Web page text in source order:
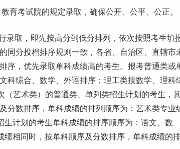
育考试院的规定录取，确保公开、公平、公正。
录取，即先按高分到低分排列，依次按照考生填
同分投档排序规则一致，各省、自治区、直辖市
序，优先录取单科成绩高的考生。报考普通类或
科综合、数学、外语排序； 理工类按数学、理科
（艺术类）的普通类、单列类招生计划的考生，
分数排序，单科成绩的排列顺序为：艺术类专业
生计划的考生单科成绩的排序顺序为：语文、数
绩相同时，按单科顺序及分数排序，单科成绩的